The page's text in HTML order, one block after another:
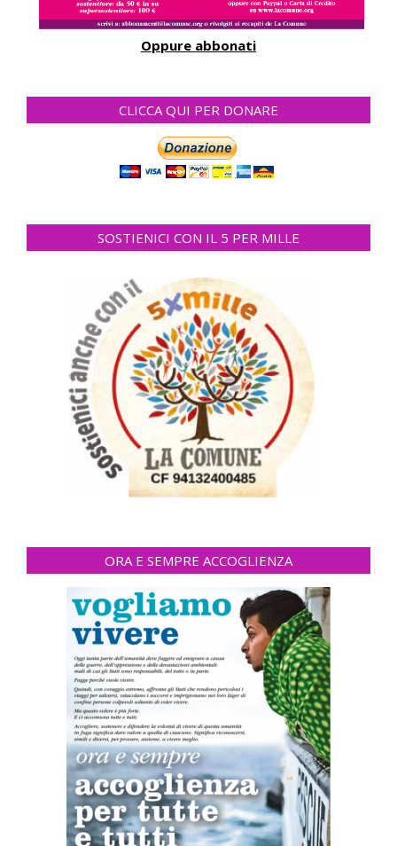
Oppure abbonati
CLICCA QUI PER DONARE
SOSTIENICI CON IL 5 PER MILLE
ORA E SEMPRE ACCOGLIENZA